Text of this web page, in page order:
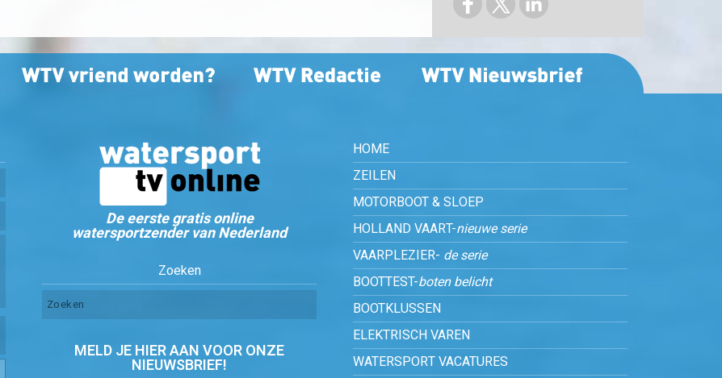
De eerste gratis online
watersportzender van Nederland
Zoeken
MELD JE HIER AAN VOOR ONZE
NIEUWSBRIEF!
HOME
ZEILEN
MOTORBOOT & SLOEP
HOLLAND VAART-nieuwe serie
VAARPLEZIER- de serie
BOOTTEST-boten belicht
BOOTKLUSSEN
ELEKTRISCH VAREN
WATERSPORT VACATURES